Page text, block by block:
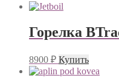
Горелка
8900 ₽ Купить